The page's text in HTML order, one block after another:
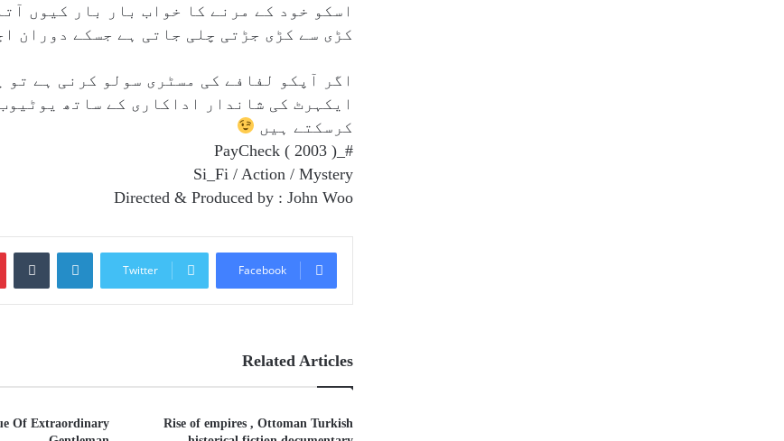
اسکو خود کے مرنے کا خواب بار بار کیوں
کڑی سے کڑی جڑتی چلی جاتی ہے جسکے دوران
اگر آپکو لفافے کی مسٹری سولو کرنی ہے
ایکہرٹ کی شاندار اداکاری کے ساتھ
کرسکتے ہیں
#
( 2003 )
Si_Fi / Action / Mystery
Directed & Produced by : John Woo
Facebook
Twitter
Related Articles
Rise of empires , Ottoman Turkish
Of Extraordinary